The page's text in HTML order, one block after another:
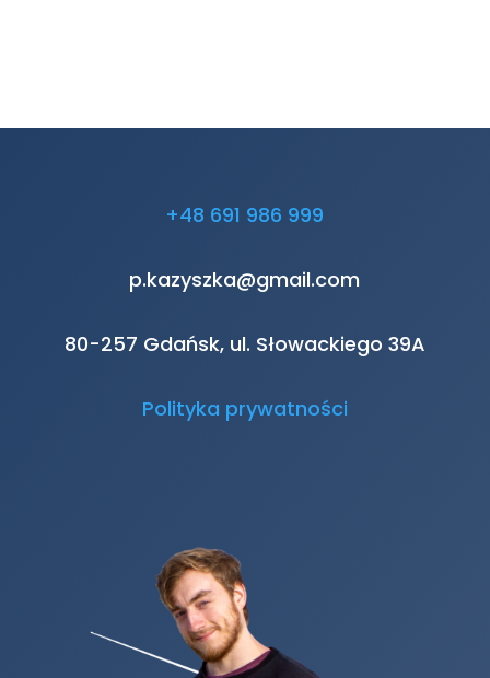
+48 691 986 999
p.kazyszka@gmail.com
80-257 Gdańsk, ul. Słowackiego 39A
Polityka prywatności